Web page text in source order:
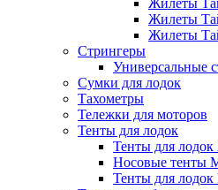
Жилеты
Жилеты
Жилеты
Стрингеры
Универсальные
Сумки для лодок
Тахометры
Тележки для моторов
Тенты для лодок
Тенты для лодок
Носовые тенты
Тенты для лодок